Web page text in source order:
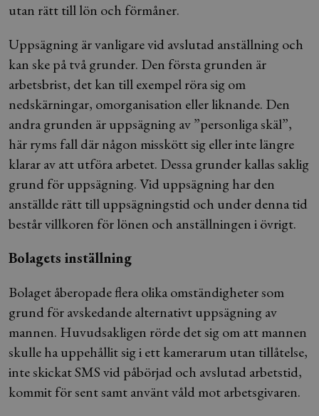
utan rätt till lön och förmåner.
Uppsägning är vanligare vid avslutad anställning och
kan ske på två grunder. Den första grunden är
arbetsbrist, det kan till exempel röra sig om
nedskärningar, omorganisation eller liknande. Den
andra grunden är uppsägning av ”personliga skäl”,
här ryms fall där någon misskött sig eller inte längre
klarar av att utföra arbetet. Dessa grunder kallas saklig
grund för uppsägning. Vid uppsägning har den
anställde rätt till uppsägningstid och under denna tid
består villkoren för lönen och anställningen i övrigt.
Bolagets inställning
Bolaget åberopade flera olika omständigheter som
grund för avskedande alternativt uppsägning av
mannen. Huvudsakligen rörde det sig om att mannen
skulle ha uppehållit sig i ett kamerarum utan tillåtelse,
inte skickat SMS vid påbörjad och avslutad arbetstid,
kommit för sent samt använt våld mot arbetsgivaren.